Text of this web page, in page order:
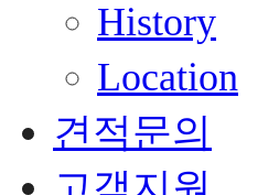
History
Location
견적문의